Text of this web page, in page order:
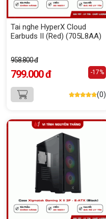
Tai nghe HyperX Cloud
Earbuds II (Red) (705L8AA)
958.800 đ
799.000 đ -17%
(0)